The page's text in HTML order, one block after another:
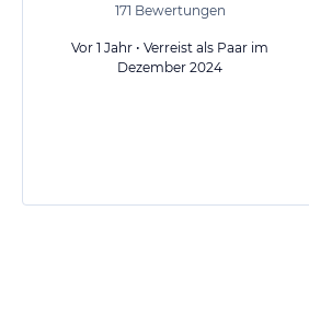
171 Bewertungen
Vor 1 Jahr • Verreist als Paar im
Dezember 2024